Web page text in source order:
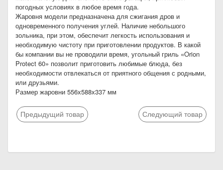
погодных условиях в любое время года.
Жаровня модели предназначена для сжигания дров и
одновременного получения углей. Наличие небольшого
зольника, при этом, обеспечит легкость использования и
необходимую чистоту при приготовлении продуктов. В какой
бы компании вы не проводили время, угольный гриль «Orion
Protect 60» позволит приготовить любимые блюда, без
необходимости отвлекаться от приятного общения с родными,
или друзьями.
Размер жаровни 556х588х337 мм
Предыдущий товар Следующий товар